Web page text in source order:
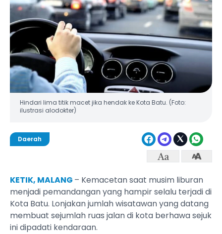
Hindari lima titik macet jika hendak ke Kota Batu. (Foto:
ilustrasi alodokter)
Daerah
KETIK, MALANG – Kemacetan saat musim liburan
menjadi pemandangan yang hampir selalu terjadi di
Kota Batu. Lonjakan jumlah wisatawan yang datang
membuat sejumlah ruas jalan di kota berhawa sejuk
ini dipadati kendaraan.